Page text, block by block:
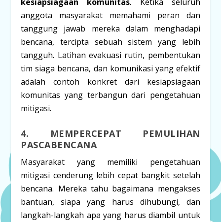
anggota masyarakat memahami peran dan
tanggung jawab mereka dalam menghadapi
bencana, tercipta sebuah sistem yang lebih
tangguh. Latihan evakuasi rutin, pembentukan
tim siaga bencana, dan komunikasi yang efektif
adalah contoh konkret dari kesiapsiagaan
komunitas yang terbangun dari pengetahuan
mitigasi.
4. MEMPERCEPAT PEMULIHAN
PASCABENCANA
Masyarakat yang memiliki pengetahuan
mitigasi cenderung lebih cepat bangkit setelah
bencana. Mereka tahu bagaimana mengakses
bantuan, siapa yang harus dihubungi, dan
langkah-langkah apa yang harus diambil untuk